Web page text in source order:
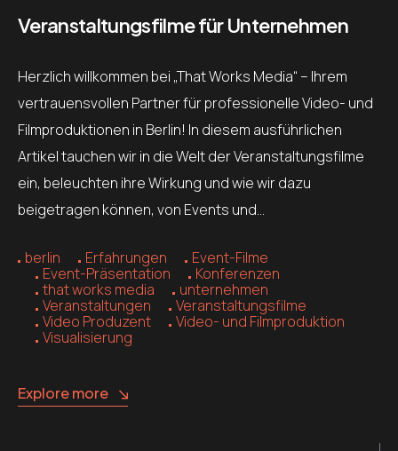
Veranstaltungsfilme für Unternehmen
Herzlich willkommen bei „That Works Media“ – Ihrem
vertrauensvollen Partner für professionelle Video- und
Filmproduktionen in Berlin! In diesem ausführlichen
Artikel tauchen wir in die Welt der Veranstaltungsfilme
ein, beleuchten ihre Wirkung und wie wir dazu
beigetragen können, von Events und…
berlin Erfahrungen
Event-Filme
Event-Präsentation
Konferenzen
that works media
unternehmen
Veranstaltungen
Veranstaltungsfilme
Video Produzent
Video- und Filmproduktion
Visualisierung
Explore more